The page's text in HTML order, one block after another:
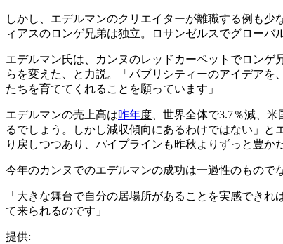
しかし、エデルマンのクリエイターが離職する例も
ィアスのロンゲ兄弟は独立。ロサンゼルスでグローバ
エデルマン氏は、カンヌのレッドカーペットでロン
らを変えた、と力説。「パブリシティーのアイデア
たちを育ててくれることを願っています」
エデルマンの売上高は昨年度、世界全体で3.7％減、
るでしょう。しかし減収傾向にあるわけではない」
り戻しつつあり、パイプラインも昨秋よりずっと豊かだ
今年のカンヌでのエデルマンの成功は一過性のもの
「大きな舞台で自分の居場所があることを実感でき
て来られるのです」
提供: